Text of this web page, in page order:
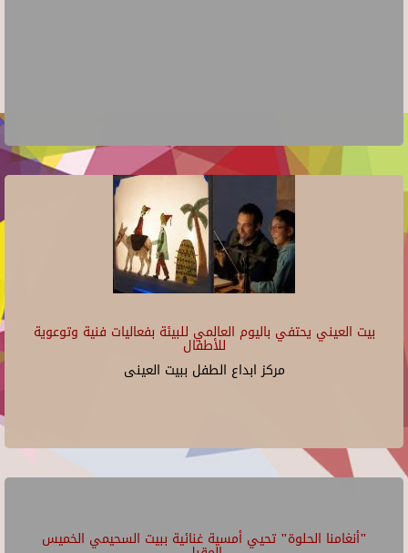
بيت العيني يحتفي باليوم العالمي للبيئة بفعاليات فنية وتوعوية
للأطفال
مركز ابداع الطفل ببيت العينى
"أنغامنا الحلوة" تحيي أمسية غنائية ببيت السحيمي الخميس